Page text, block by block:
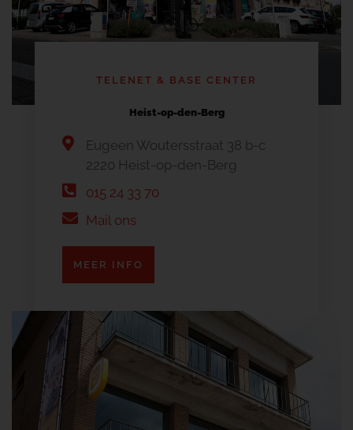
TELENET & BASE CENTER
Heist-op-den-Berg
Eugeen Woutersstraat 38 b-c
2220 Heist-op-den-Berg
015 24 33 70
Mail ons
MEER INFO